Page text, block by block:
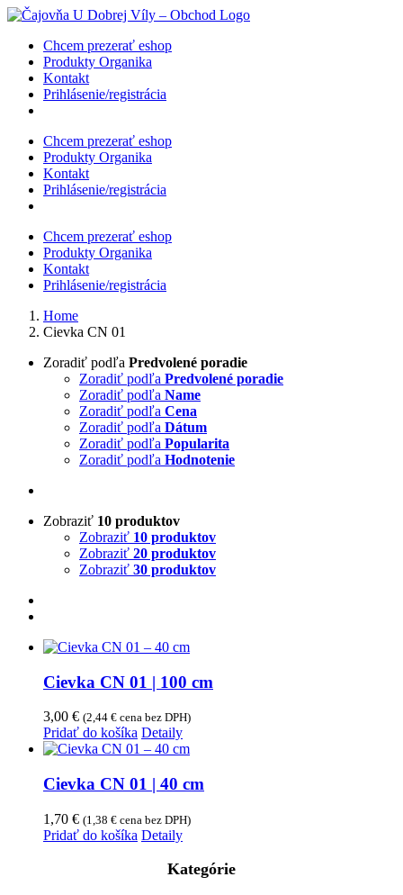
Skip
contentChcem prezerať eshop
Produkty Organika
Kontakt
Prihlásenie/registrácia
Chcem prezerať eshop
Produkty Organika
Kontakt
Prihlásenie/registrácia
Chcem prezerať eshop
Produkty Organika
Kontakt
Prihlásenie/registrácia
Home
Cievka CN 01
Zoradiť podľa Predvolené poradie
Zoradiť podľa Predvolené poradie
Zoradiť podľa Name
Zoradiť podľa Cena
Zoradiť podľa Dátum
Zoradiť podľa Popularita
Zoradiť podľa Hodnotenie
Zobraziť 10 produktov
Zobraziť 10 produktov
Zobraziť 20 produktov
Zobraziť 30 produktov
Cievka CN 01 | 100 cm
3,00 € (2,44 € cena bez DPH)
Pridať do košíka Detaily
Cievka CN 01 | 40 cm
1,70 € (1,38 € cena bez DPH)
Pridať do košíka Detaily
Kategórie